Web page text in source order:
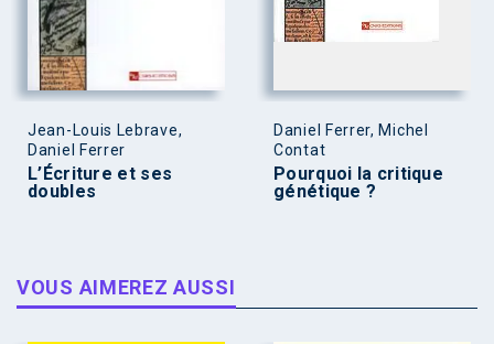
Jean-Louis Lebrave,
Daniel Ferrer
L’Écriture et ses
doubles
Daniel Ferrer, Michel
Contat
Pourquoi la critique
génétique ?
VOUS AIMEREZ AUSSI